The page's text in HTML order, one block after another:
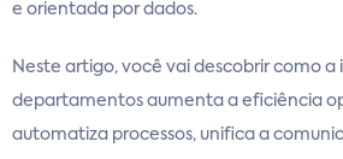
e orientada por dados.
Neste artigo, você vai descobrir como
departamentos aumenta a eficiência
automatiza processos, unifica a